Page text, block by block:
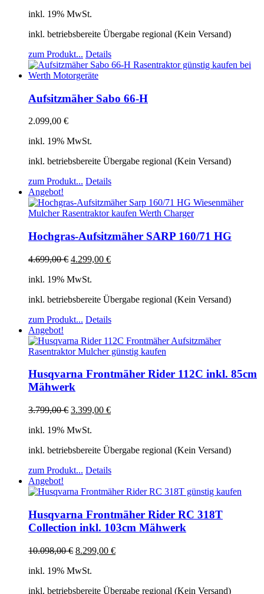
inkl. 19% MwSt.
inkl. betriebsbereite Übergabe regional (Kein Versand)
zum Produkt... Details
Aufsitzmäher Sabo 66-H
2.099,00 €
inkl. 19% MwSt.
inkl. betriebsbereite Übergabe regional (Kein Versand)
zum Produkt... Details
Angebot!
Hochgras-Aufsitzmäher SARP 160/71 HG
4.699,00€ 4.299,00 €
inkl. 19% MwSt.
inkl. betriebsbereite Übergabe regional (Kein Versand)
zum Produkt... Details
Angebot!
Husqvarna Frontmäher Rider 112C inkl. 85cm
Mähwerk
3.799,00€ 3.399,00 €
inkl. 19% MwSt.
inkl. betriebsbereite Übergabe regional (Kein Versand)
zum Produkt... Details
Angebot!
Husqvarna Frontmäher Rider RC 318T
Collection inkl. 103cm Mähwerk
10.098,00€ 8.299,00 €
inkl. 19% MwSt.
inkl. betriebsbereite Übergabe regional (Kein Versand)